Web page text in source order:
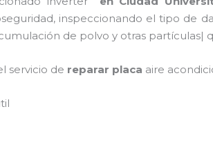
inspeccionando el tipo de
de polvo y otras
servicio de reparar placa aire